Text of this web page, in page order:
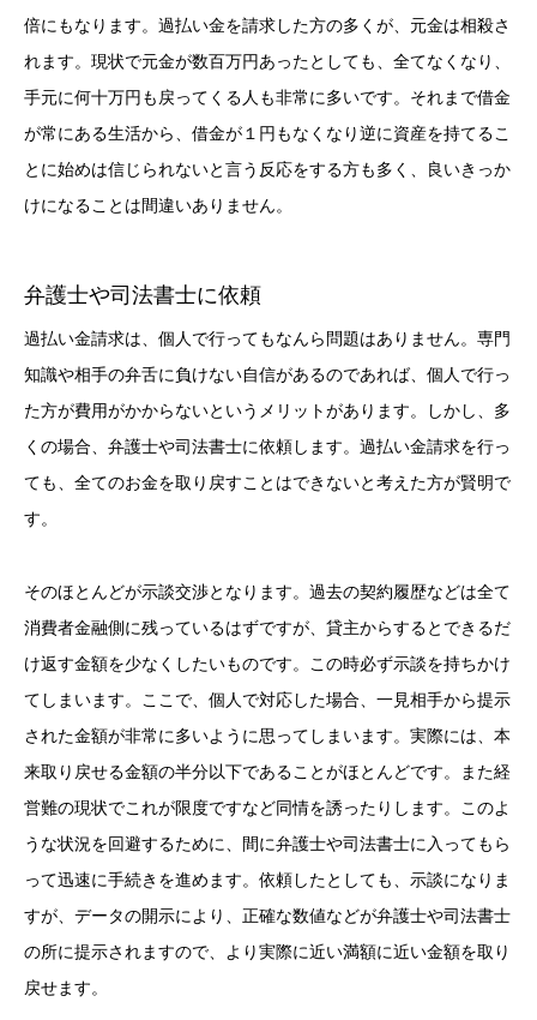
倍にもなります。過払い金を請求した方の多くが、元金は相殺さ
れます。現状で元金が数百万円あったとしても、全てなくなり、
手元に何十万円も戻ってくる人も非常に多いです。それまで借金
が常にある生活から、借金が１円もなくなり逆に資産を持てるこ
とに始めは信じられないと言う反応をする方も多く、良いきっか
けになることは間違いありません。
弁護士や司法書士に依頼
過払い金請求は、個人で行ってもなんら問題はありません。専門
知識や相手の弁舌に負けない自信があるのであれば、個人で行っ
た方が費用がかからないというメリットがあります。しかし、多
くの場合、弁護士や司法書士に依頼します。過払い金請求を行っ
ても、全てのお金を取り戻すことはできないと考えた方が賢明で
す。
そのほとんどが示談交渉となります。過去の契約履歴などは全て
消費者金融側に残っているはずですが、貸主からするとできるだ
け返す金額を少なくしたいものです。この時必ず示談を持ちかけ
てしまいます。ここで、個人で対応した場合、一見相手から提示
された金額が非常に多いように思ってしまいます。実際には、本
来取り戻せる金額の半分以下であることがほとんどです。また経
営難の現状でこれが限度ですなど同情を誘ったりします。このよ
うな状況を回避するために、間に弁護士や司法書士に入ってもら
って迅速に手続きを進めます。依頼したとしても、示談になりま
すが、データの開示により、正確な数値などが弁護士や司法書士
の所に提示されますので、より実際に近い満額に近い金額を取り
戻せます。